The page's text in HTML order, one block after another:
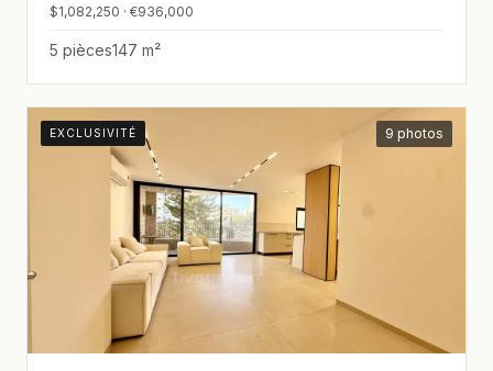
$1,082,250 · €936,000
5 pièces147 m²
EXCLUSIVITÉ 9 photos